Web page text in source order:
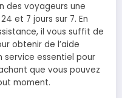
des voyageurs une
et 7 jours sur 7. En
il vous suffit de
obtenir de l’aide
essentiel pour
que vous pouvez
moment.